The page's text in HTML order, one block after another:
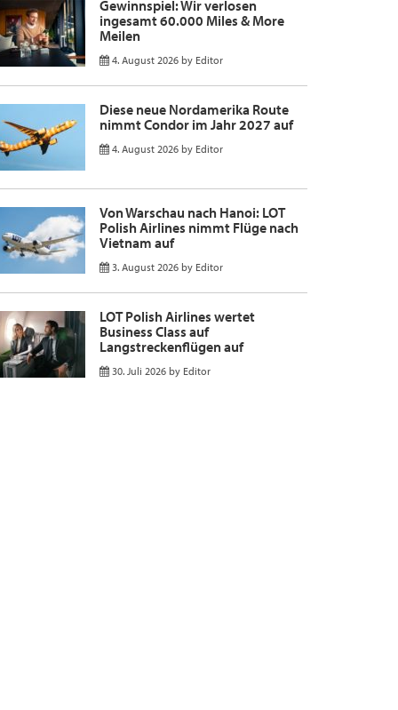
Gewinnspiel: Wir verlosen
ingesamt 60.000 Miles & More
Meilen
4. August 2026 by Editor
Diese neue Nordamerika Route
nimmt Condor im Jahr 2027 auf
4. August 2026 by Editor
Von Warschau nach Hanoi: LOT
Polish Airlines nimmt Flüge nach
Vietnam auf
3. August 2026 by Editor
LOT Polish Airlines wertet
Business Class auf
Langstreckenflügen auf
30. Juli 2026 by Editor